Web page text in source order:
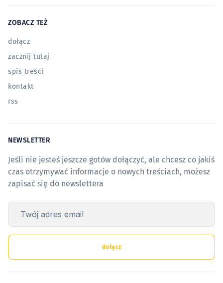
ZOBACZ TEŻ
dołącz
zacznij tutaj
spis treści
kontakt
rss
NEWSLETTER
Jeśli nie jesteś jeszcze gotów dołączyć, ale chcesz co jakiś
czas otrzymywać informacje o nowych treściach, możesz
zapisać się do newslettera
Twój adres email
dołącz